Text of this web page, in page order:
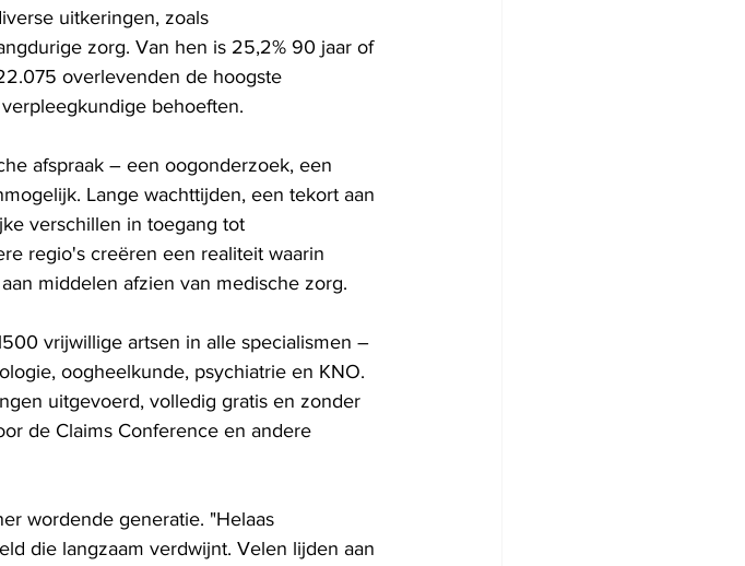
uitkeringen, zoals
zorg. Van hen is 25,2% 90 jaar of
overlevenden de hoogste
behoeften.
afspraak – een oogonderzoek, een
Lange wachttijden, een tekort aan
verschillen in toegang tot
regio's creëren een realiteit waarin
middelen afzien van medische zorg.
vrijwillige artsen in alle specialismen –
oogheelkunde, psychiatrie en KNO.
uitgevoerd, volledig gratis en zonder
de Claims Conference en andere
wordende generatie. "Helaas
die langzaam verdwijnt. Velen lijden aan